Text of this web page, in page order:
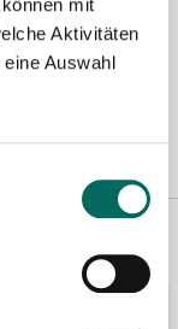
Aktivitäten
Auswahl